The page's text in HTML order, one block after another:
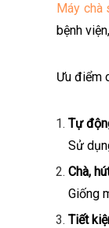
Máy chà
bệnh
Ưu điểm
Tự
Sử
Chà,
Giống
Tiết